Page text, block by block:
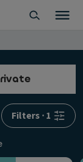
Filters ·1